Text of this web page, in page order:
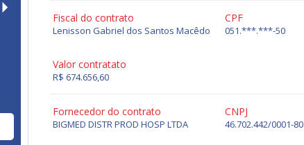
Fiscal do contrato
Lenisson Gabriel dos Santos Macêdo
CPF
051.***.***-50
Valor contratato
R$ 674.656,60
Fornecedor do contrato
BIGMED DISTR PROD HOSP LTDA
CNPJ
46.702.442/0001-80